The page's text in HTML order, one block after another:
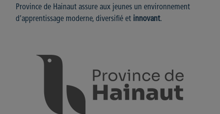
Province de Hainaut assure aux jeunes un environnement
d’apprentissage moderne, diversifié et innovant.